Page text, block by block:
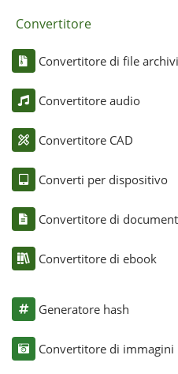
Convertitore
Convertitore di file
Convertitore audio
Convertitore CAD
Converti per dispositivo
Convertitore di
Convertitore di ebook
Generatore hash
Convertitore di immagini